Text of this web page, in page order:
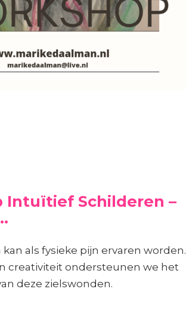
Intuïtief Schilderen –
als fysieke pijn ervaren worden.
creativiteit ondersteunen we het
deze zielswonden.